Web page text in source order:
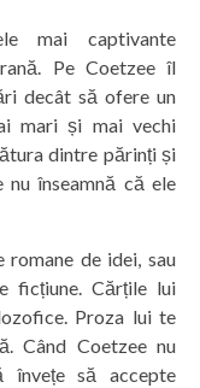
mai captivante
Pe Coetzee îl
decât să ofere un
mari și mai vechi
dintre părinți și
nu înseamnă că ele
romane de idei, sau
ficțiune. Cărțile lui
Proza lui te
Când Coetzee nu
învețe să accepte